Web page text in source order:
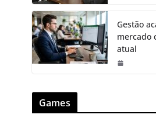
Gestão
mercado
atual
Games